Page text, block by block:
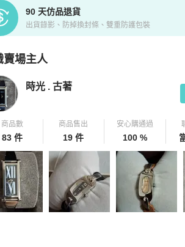
90 天仿品退貨
出貨錄影、防掉換封條、雙重防護包裝
賣場主人
拍拍圈嚴選賣家
時光 . 古著
商品數
83 件
商品售出
19 件
安心購通過
100 %